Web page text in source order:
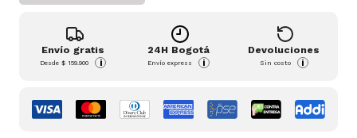
Envío gratis
Desde$ 159.900 i
24H Bogotá
Envío express i
Devoluciones
Sin costo i